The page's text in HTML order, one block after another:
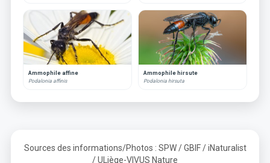
Ammophile affine
Podalonia affinis
Ammophile hirsute
Podalonia hirsuta
Sources des informations/Photos : SPW / GBIF / iNaturalist
/ ULiège-VIVUS Nature